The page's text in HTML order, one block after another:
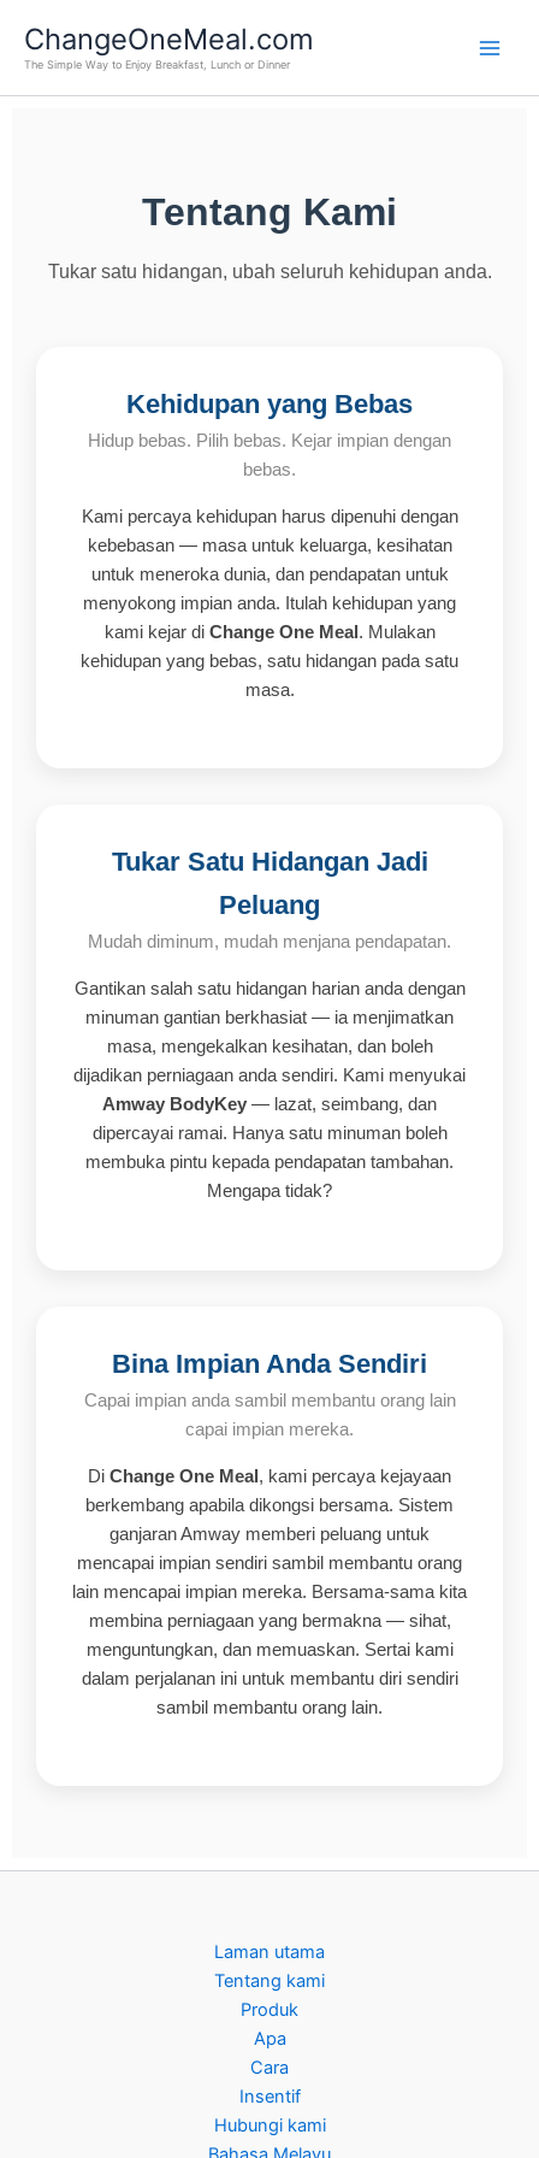
content
ChangeOneMeal.com
The Simple Way to Enjoy Breakfast, Lunch or Dinner
Tentang Kami
Tukar satu hidangan, ubah seluruh kehidupan anda.
Kehidupan yang Bebas
Hidup bebas. Pilih bebas. Kejar impian dengan
bebas.
Kami percaya kehidupan harus dipenuhi dengan
kebebasan — masa untuk keluarga, kesihatan
untuk meneroka dunia, dan pendapatan untuk
menyokong impian anda. Itulah kehidupan yang
kami kejar di Change One Meal . Mulakan
kehidupan yang bebas, satu hidangan pada satu
masa.
Tukar Satu Hidangan Jadi
Peluang
Mudah diminum, mudah menjana pendapatan.
Gantikan salah satu hidangan harian anda dengan
minuman gantian berkhasiat — ia menjimatkan
masa, mengekalkan kesihatan, dan boleh
dijadikan perniagaan anda sendiri. Kami menyukai
Amway BodyKey — lazat, seimbang, dan
dipercayai ramai. Hanya satu minuman boleh
membuka pintu kepada pendapatan tambahan.
Mengapa tidak?
Bina Impian Anda Sendiri
Capai impian anda sambil membantu orang lain
capai impian mereka.
Di Change One Meal , kami percaya kejayaan
berkembang apabila dikongsi bersama. Sistem
ganjaran Amway memberi peluang untuk
mencapai impian sendiri sambil membantu orang
lain mencapai impian mereka. Bersama-sama kita
membina perniagaan yang bermakna — sihat,
menguntungkan, dan memuaskan. Sertai kami
dalam perjalanan ini untuk membantu diri sendiri
sambil membantu orang lain.
Laman utama
Tentang kami
Produk
Apa
Cara
Insentif
Hubungi kami